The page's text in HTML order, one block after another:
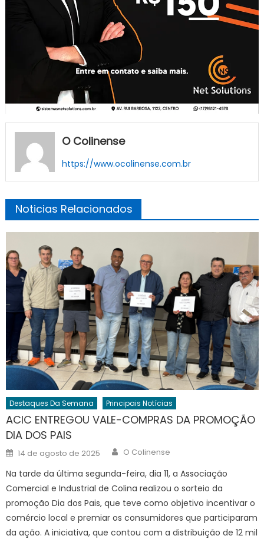
O Colinense
https://www.ocolinense.com.br
Noticias Relacionados
Destaques Da Semana Principais Notícias
ACIC ENTREGOU VALE-COMPRAS DA PROMOÇÃO
DIA DOS PAIS
Posted
on
14 de agosto de 2025 Author
O Colinense
Na tarde da última segunda-feira, dia 11, a Associação
Comercial e Industrial de Colina realizou o sorteio da
promoção Dia dos Pais, que teve como objetivo incentivar o
comércio local e premiar os consumidores que participaram
da ação. A iniciativa, que contou com a distribuição de 12 mil